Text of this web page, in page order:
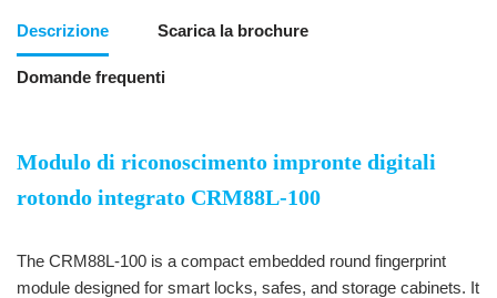
Descrizione Scarica la brochure
Domande frequenti
Modulo di riconoscimento impronte digitali
rotondo integrato CRM88L-100
The CRM88L-100 is a compact embedded round fingerprint
module designed for smart locks, safes, and storage cabinets. It